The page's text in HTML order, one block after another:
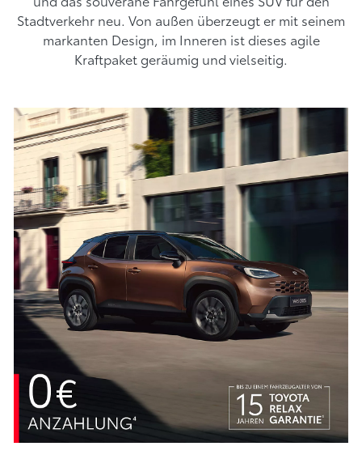
Stadtverkehr neu. Von außen überzeugt er mit seinem
markanten Design, im Inneren ist dieses agile
Kraftpaket geräumig und vielseitig.